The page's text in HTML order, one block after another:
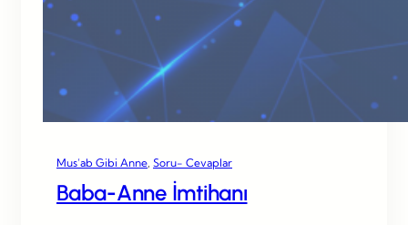
Mus’ab Gibi Anne Soru- Cevaplar
Baba-Anne İmtihanı